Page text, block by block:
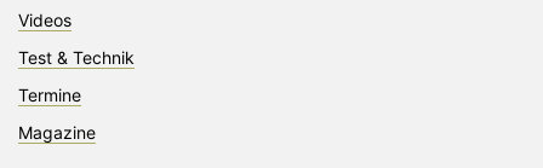
Videos
Test & Technik
Termine
Magazine